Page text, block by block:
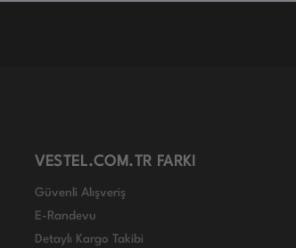
VESTEL.COM.TR FARKI
Güvenli Alışveriş
E-Randevu
Detaylı Kargo Takibi